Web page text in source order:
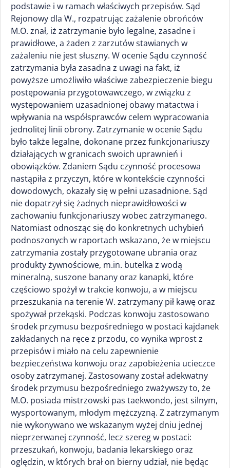
podstawie i w ramach właściwych przepisów. Sąd
Rejonowy dla W., rozpatrując zażalenie obrońców
M.O. znał, iż zatrzymanie było legalne, zasadne i
prawidłowe, a żaden z zarzutów stawianych w
zażaleniu nie jest słuszny. W ocenie Sądu czynność
zatrzymania była zasadna z uwagi na fakt, iż
powyższe umożliwiło właściwe zabezpieczenie biegu
postępowania przygotowawczego, w związku z
występowaniem uzasadnionej obawy matactwa i
wpływania na współsprawców celem wypracowania
jednolitej linii obrony. Zatrzymanie w ocenie Sądu
było także legalne, dokonane przez funkcjonariuszy
działających w granicach swoich uprawnień i
obowiązków. Zdaniem Sądu czynność procesowa
nastąpiła z przyczyn, które w kontekście czynności
dowodowych, okazały się w pełni uzasadnione. Sąd
nie dopatrzył się żadnych nieprawidłowości w
zachowaniu funkcjonariuszy wobec zatrzymanego.
Natomiast odnosząc się do konkretnych uchybień
podnoszonych w raportach wskazano, że w miejscu
zatrzymania zostały przygotowane ubrania oraz
produkty żywnościowe, m.in. butelka z wodą
mineralną, suszone banany oraz kanapki, które
częściowo spożył w trakcie konwoju, a w miejscu
przeszukania na terenie W. zatrzymany pił kawę oraz
spożywał przekąski. Podczas konwoju zastosowano
środek przymusu bezpośredniego w postaci kajdanek
zakładanych na ręce z przodu, co wynika wprost z
przepisów i miało na celu zapewnienie
bezpieczeństwa konwoju oraz zapobieżenia ucieczce
osoby zatrzymanej. Zastosowany został adekwatny
środek przymusu bezpośredniego zważywszy to, że
M.O. posiada mistrzowski pas taekwondo, jest silnym,
wysportowanym, młodym mężczyzną. Z zatrzymanym
nie wykonywano we wskazanym wyżej dniu jednej
nieprzerwanej czynność, lecz szereg w postaci:
przeszukań, konwoju, badania lekarskiego oraz
oględzin, w których brał on bierny udział, nie będąc